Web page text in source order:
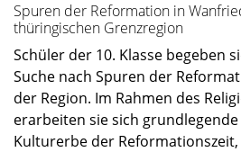
Spuren der Reformation in
thüringischen Grenzregion
Schüler der 10. Klasse begeben
Suche nach Spuren der
der Region. Im Rahmen des
erarbei­ten sie sich
Kultur­erbe der